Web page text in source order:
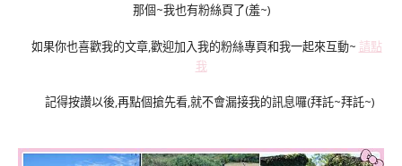
那個~我也有粉絲頁了(羞~)
如果你也喜歡我的文章,歡迎加入我的粉絲專頁和我一起來互動~ 請點
我
記得按讚以後,再點個搶先看,就不會漏接我的訊息囉(拜託~拜託~)